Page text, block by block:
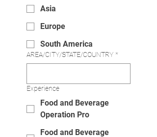
Asia
Europe
South America
AREA/CITY/STATE/COUNTRY *
Experience
Food and Beverage
Operation Pro
Food and Beverage